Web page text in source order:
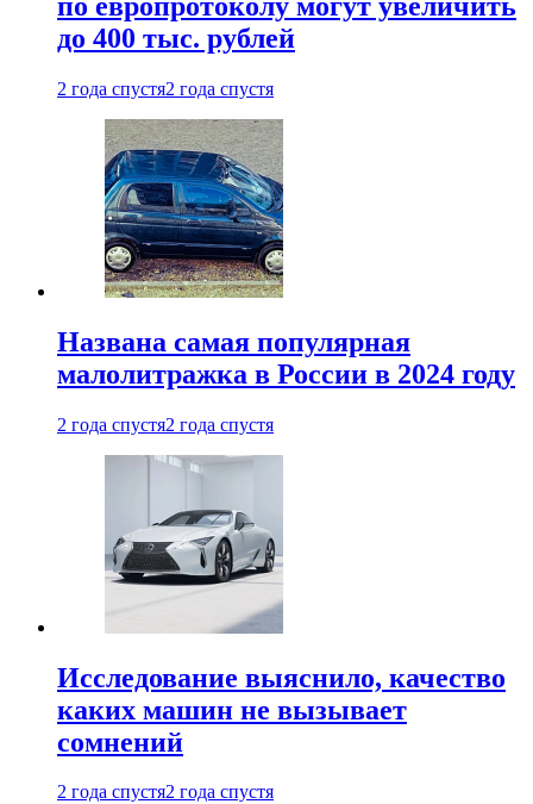
до 400 тыс. рублей
2 года спустя2 года спустя
Названа самая популярная
малолитражка в России в 2024 году
2 года спустя2 года спустя
Исследование выяснило, качество
каких машин не вызывает
сомнений
2 года спустя2 года спустя